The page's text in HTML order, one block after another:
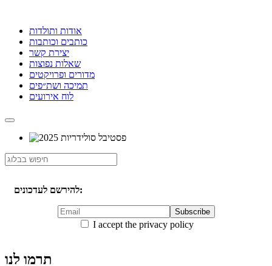
אודות ותולדות
כותבים וכותבות
יצירת קשר
שאלות נפוצות
מדורים ופרויקטים
תמיכה ושת״פים
לוח אירועים
להירשם לעדכונים:
I accept the privacy policy
תרמו לנו